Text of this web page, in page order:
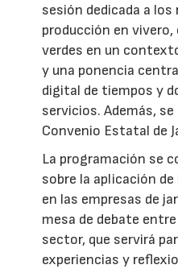
sesión dedicada a
producción en
verdes en un
y una ponencia
digital de tiempos y
servicios. Además,
Convenio Estatal de
La programación se
sobre la aplicación
en las empresas de
mesa de debate
sector, que servirá
experiencias y